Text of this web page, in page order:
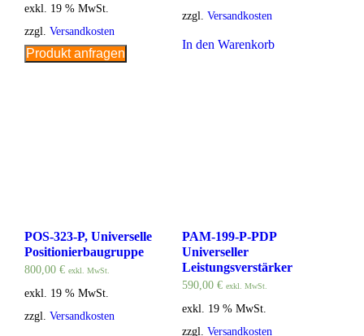
exkl. 19 % MwSt.
zzgl. Versandkosten
Produkt anfragen
zzgl. Versandkosten
In den Warenkorb
POS-323-P, Universelle
Positionierbaugruppe
800,00 € exkl. MwSt.
exkl. 19 % MwSt.
zzgl. Versandkosten
PAM-199-P-PDP
Universeller
Leistungsverstärker
590,00 € exkl. MwSt.
exkl. 19 % MwSt.
zzgl. Versandkosten